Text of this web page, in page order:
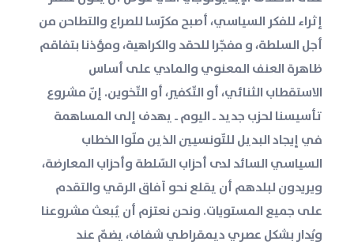
إثراء للفكر السياسي، أصبح مكرّسا للصراع والتطاحن من
أجل السلطة، و مفجّرا للحقد والكراهية، ومؤذنا بتفاقم
ظاهرة العنف المعنوي والمادي على أساس
الاستقطاب الثنائي، أو التّكفير، أو التّخوين. إنّ مشروع
تأسيسنا لحزب جديد ــ اليوم ــ يهدف إلى المساهمة
في إيجاد البديل للتّونسيين الذين ملّوا الخطاب
السياسي السائد لدى أحزاب السّلطة وأحزاب المعارضة،
ويريدون لبلدهم أن يقلع نحو آفاق الرقي والتقدم
على جميع المستويات. ونحن نعتزم أن يُبعث مشروعنا
ويُدار بشكل عصري ديمقراطي شفاف، يضمّ عند